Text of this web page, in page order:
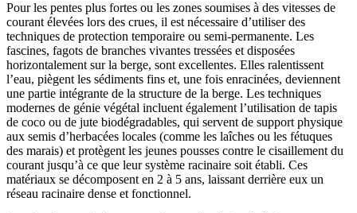
Pour les pentes plus fortes ou les zones soumises à des vitesses de
courant élevées lors des crues, il est nécessaire d’utiliser des
techniques de protection temporaire ou semi-permanente. Les
fascines, fagots de branches vivantes tressées et disposées
horizontalement sur la berge, sont excellentes. Elles ralentissent
l’eau, piègent les sédiments fins et, une fois enracinées, deviennent
une partie intégrante de la structure de la berge. Les techniques
modernes de génie végétal incluent également l’utilisation de tapis
de coco ou de jute biodégradables, qui servent de support physique
aux semis d’herbacées locales (comme les laîches ou les fétuques
des marais) et protègent les jeunes pousses contre le cisaillement du
courant jusqu’à ce que leur système racinaire soit établi. Ces
matériaux se décomposent en 2 à 5 ans, laissant derrière eux un
réseau racinaire dense et fonctionnel.